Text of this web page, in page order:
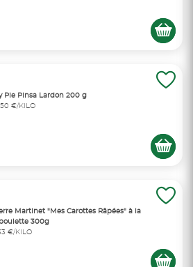
Pie Pinsa Lardon 200 g
€/KILO
Martinet "Mes Carottes Râpées" à la
300g
€/KILO